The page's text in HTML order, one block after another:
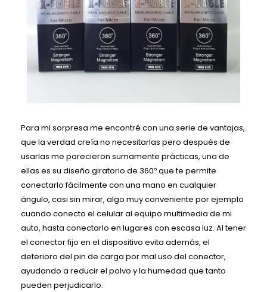
Para mi sorpresa me encontré con una serie de vantajas,
que la verdad creía no necesitarlas pero después de
usarlas me parecieron sumamente prácticas, una de
ellas es su diseño giratorio de 360º que te permite
conectarlo fácilmente con una mano en cualquier
ángulo, casi sin mirar, algo muy conveniente por ejemplo
cuando conecto el celular al equipo multimedia de mi
auto, hasta conectarlo en lugares con escasa luz. Al tener
el conector fijo en el dispositivo evita además, el
deterioro del pin de carga por mal uso del conector,
ayudando a reducir el polvo y la humedad que tanto
pueden perjudicarlo.